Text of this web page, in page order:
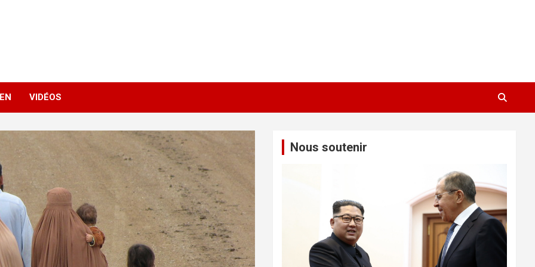
VIDÉOS
Nous soutenir